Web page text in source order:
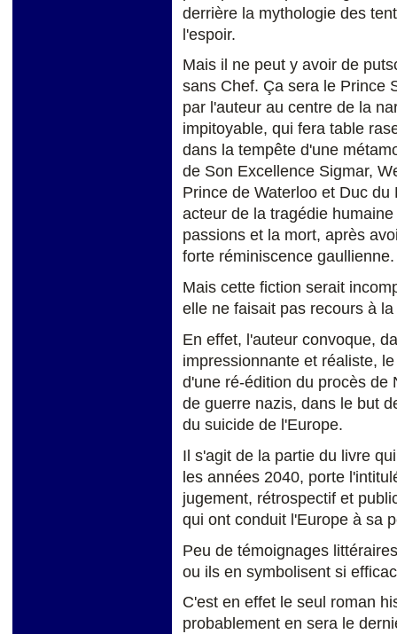
derrière la mythologie des
l'espoir.
Mais il ne peut y avoir de
sans Chef. Ça sera le Prince
par l'auteur au centre de la
impitoyable, qui fera table
dans la tempête d'une
de Son Excellence Sigmar,
Prince de Waterloo et Duc
acteur de la tragédie
passions et la mort, après
forte réminiscence gaullienne.
Mais cette fiction serait
elle ne faisait pas recours à
En effet, l'auteur convoque,
impressionnante et réaliste,
d'une ré-édition du procès de
de guerre nazis, dans le but
du suicide de l'Europe.
Il s'agit de la partie du livre
les années 2040, porte
jugement, rétrospectif et
qui ont conduit l'Europe à sa
Peu de témoignages
ou ils en symbolisent si
C'est en effet le seul roman
probablement en sera le